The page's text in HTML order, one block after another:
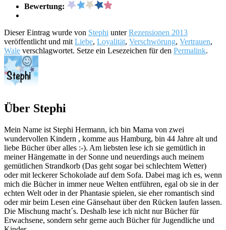
Bewertung:
Dieser Eintrag wurde von Stephi unterRezensionen 2013
veröffentlicht und mit Liebe, Loyalität, Verschwörung, Vertrauen,
Wale verschlagwortet. Setze ein Lesezeichen für den Permalink.
Über Stephi
Mein Name ist Stephi Hermann, ich bin Mama von zwei
wundervollen Kindern , komme aus Hamburg, bin 44 Jahre alt und
liebe Bücher über alles :-). Am liebsten lese ich sie gemütlich in
meiner Hängematte in der Sonne und neuerdings auch meinem
gemütlichen Strandkorb (Das geht sogar bei schlechtem Wetter)
oder mit leckerer Schokolade auf dem Sofa. Dabei mag ich es, wenn
mich die Bücher in immer neue Welten entführen, egal ob sie in der
echten Welt oder in der Phantasie spielen, sie eher romantisch sind
oder mir beim Lesen eine Gänsehaut über den Rücken laufen lassen.
Die Mischung macht´s. Deshalb lese ich nicht nur Bücher für
Erwachsene, sondern sehr gerne auch Bücher für Jugendliche und